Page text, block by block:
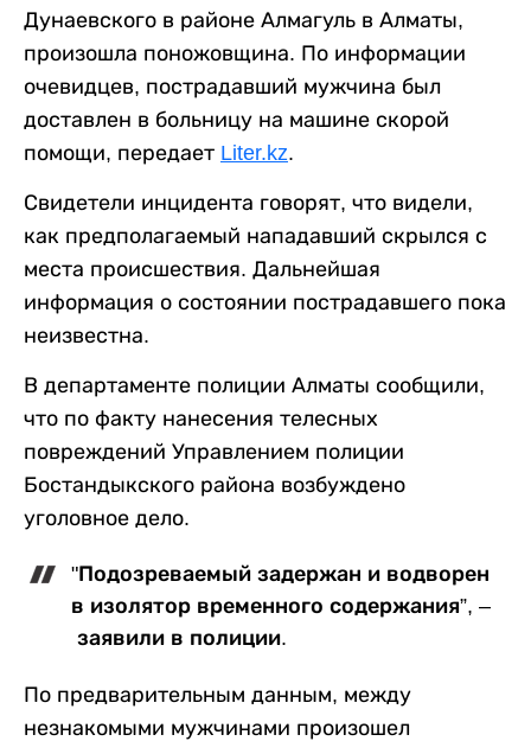
Дунаевского в районе Алмагуль в Алматы,
произошла поножовщина. По информации
очевидцев, пострадавший мужчина был
доставлен в больницу на машине скорой
помощи, передает Liter.kz.
Свидетели инцидента говорят, что видели,
как предполагаемый нападавший скрылся с
места происшествия. Дальнейшая
информация о состоянии пострадавшего пока
неизвестна.
В департаменте полиции Алматы сообщили,
что по факту нанесения телесных
повреждений Управлением полиции
Бостандыкского района возбуждено
уголовное дело.
"Подозреваемый задержан и водворен
в изолятор временного содержания”, –
заявили в полиции.
По предварительным данным, между
незнакомыми мужчинами произошел